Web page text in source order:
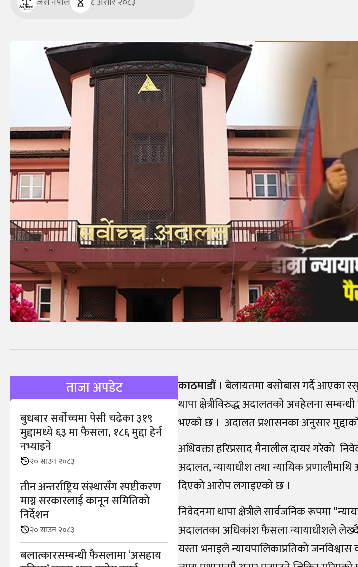
ताजा अपडेट
बुधबार सर्वोच्चमा पेसी चढेका ३१९
मुद्दामध्ये ६३ मा फैसला, १८६ मुद्दा हेर्न
नभ्याइने
२० साउन २०८३
तीन अन्तर्राष्ट्रिय संस्थासँग स्पष्टीकरण
माग्न सरकारलाई कानून समितिको
निर्देशन
२० साउन २०८३
बलात्कारसम्बन्धी फैसलामा ‘असहाय
काठमाडौं । बेलायतमा बसोबास गर्दै आएका
थापा क्षेत्रीविरुद्ध अदालतको अवहेलना
भएकाे छ । अदालत प्रशासनका अनुसार
अधिवक्ता हरिप्रसाद मैनालील दायर गरेको
अदालत, न्यायाधीश तथा न्यायिक
दिएको आरोप लगाइएको छ ।
निवेदनमा थापा क्षेत्रीले सार्वजनिक रूपमा
अदालतका अधिकांश फैसला न्यायाधीशले
यस्ता भनाइले न्यायपालिकाप्रतिको